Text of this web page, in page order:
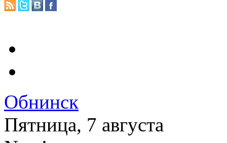
Обнинск
Пятница, 7 августа